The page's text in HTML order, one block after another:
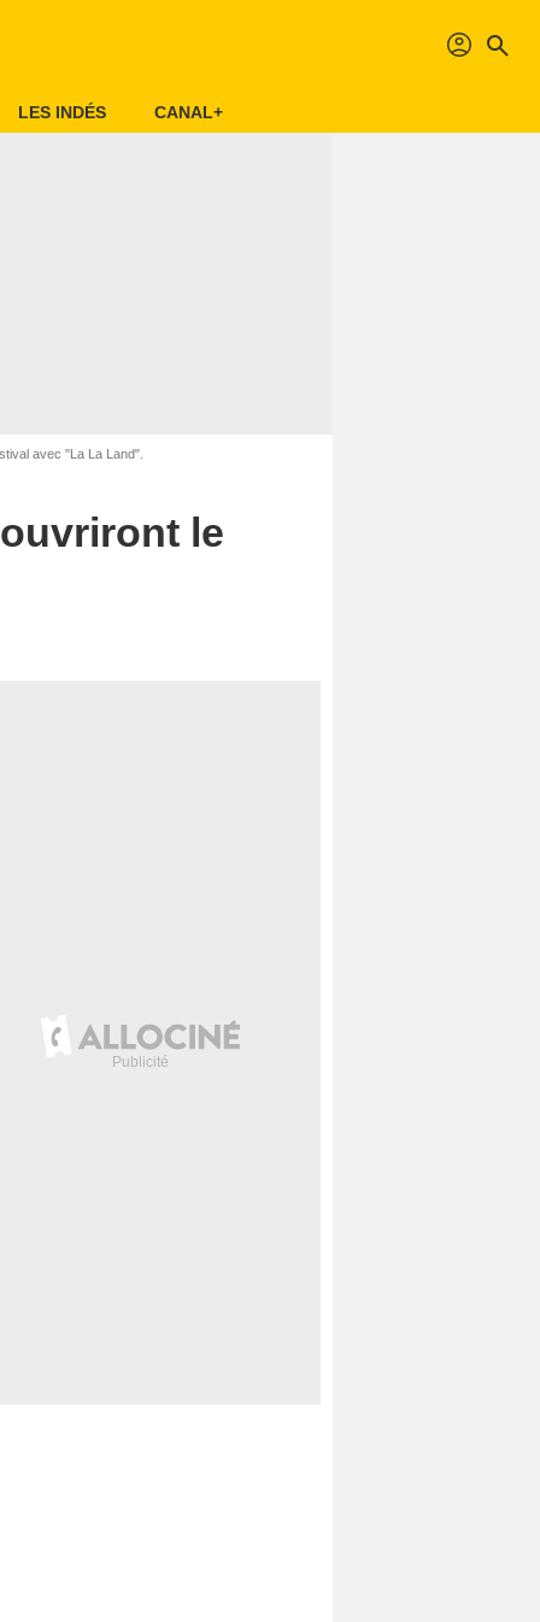
profil search
LES INDÉS CANAL+
avec "La La Land".
le